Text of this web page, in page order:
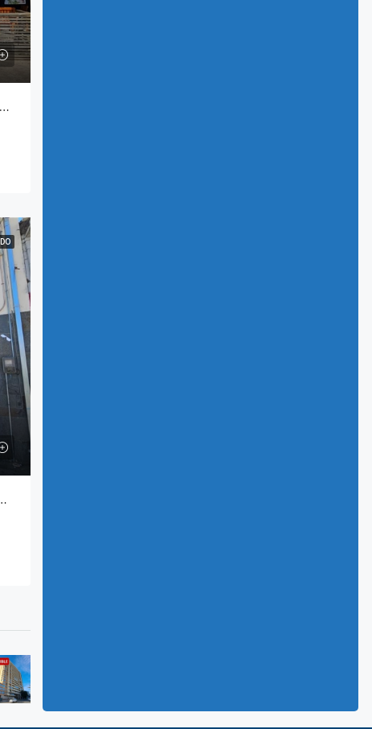
DERECHOS DE LLAVE LOCAL “LOS CUATES” – TALCA
– SAN JAVIER